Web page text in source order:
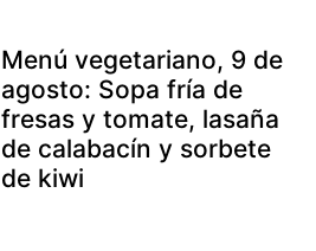
Menú vegetariano, 9 de
agosto: Sopa fría de
fresas y tomate, lasaña
de calabacín y sorbete
de kiwi